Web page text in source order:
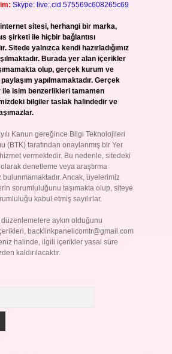
Skype: live:.cid.575569c608265c69
sitesi, herhangi bir marka,
şirketi ile hiçbir bağlantısı
Sitede yalnızca kendi hazırladığımız
Burada yer alan içerikler
olup, gerçek kurum ve
yapılmamaktadır. Gerçek
ile isim benzerlikleri tamamen
bilgiler taslak halindedir ve
Kanun gereğince Bilgi Teknolojileri
(BTK) tarafından onaylanmış bir Yer
vermektedir. Bu nedenle, sitedeki
denetleme veya araştırma
Ancak, üyelerimiz
sorumluluğunu taşımakta olup, siteye
kabul etmiş sayılırlar.
aykırı olduğunu
backlinkpanelicomtr@gmail.com
halinde, ilgili içerikler yasal süre
kaldırılacaktır.